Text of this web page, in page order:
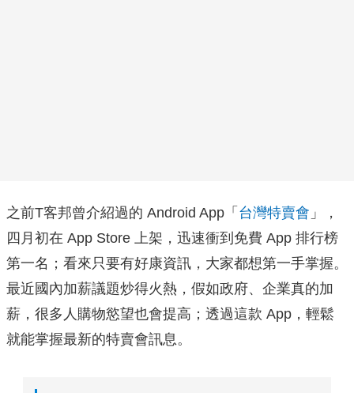
之前T客邦曾介紹過的 Android App「 台灣特賣會 」，
四月初在 App Store 上架，迅速衝到免費 App 排行榜
第一名；看來只要有好康資訊，大家都想第一手掌握。
最近國內加薪議題炒得火熱，假如政府、企業真的加
薪，很多人購物慾望也會提高；透過這款 App，輕鬆
就能掌握最新的特賣會訊息。